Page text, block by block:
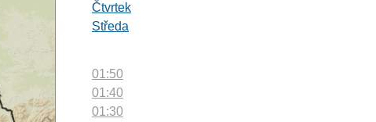
Čtvrtek
Středa
01:50
01:40
01:30